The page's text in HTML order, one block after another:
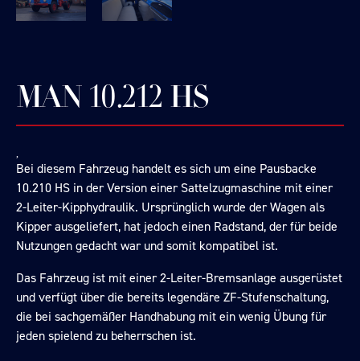
MAN 10.212 HS
Bei diesem Fahrzeug handelt es sich um eine Pausbacke
10.210 HS in der Version einer Sattelzugmaschine mit einer
2-Leiter-Kipphydraulik. Ursprünglich wurde der Wagen als
Kipper ausgeliefert, hat jedoch einen Radstand, der für beide
Nutzungen gedacht war und somit kompatibel ist.
Das Fahrzeug ist mit einer 2-Leiter-Bremsanlage ausgerüstet
und verfügt über die bereits legendäre ZF-Stufenschaltung,
die bei sachgemäßer Handhabung mit ein wenig Übung für
jeden spielend zu beherrschen ist.